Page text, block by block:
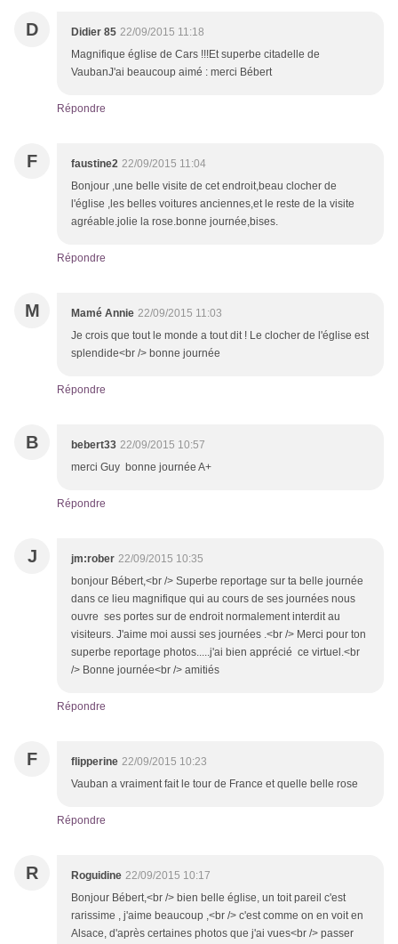
D Didier 85 22/09/2015 11:18
Magnifique église de Cars !!!Et superbe citadelle de
VaubanJ'ai beaucoup aimé : merci Bébert
Répondre
F faustine2 22/09/2015 11:04
Bonjour ,une belle visite de cet endroit,beau clocher de
l'église ,les belles voitures anciennes,et le reste de la visite
agréable.jolie la rose.bonne journée,bises.
Répondre
M Mamé Annie 22/09/2015 11:03
Je crois que tout le monde a tout dit ! Le clocher de l'église est
splendide<br /> bonne journée
Répondre
B bebert33 22/09/2015 10:57
merci Guy bonne journée A+
Répondre
J jm:rober 22/09/2015 10:35
bonjour Bébert,<br /> Superbe reportage sur ta belle journée
dans ce lieu magnifique qui au cours de ses journées nous
ouvre ses portes sur de endroit normalement interdit au
visiteurs. J'aime moi aussi ses journées .<br /> Merci pour ton
superbe reportage photos.....j'ai bien apprécié ce virtuel.<br
/> Bonne journée<br /> amitiés
Répondre
F flipperine 22/09/2015 10:23
Vauban a vraiment fait le tour de France et quelle belle rose
Répondre
R Roguidine 22/09/2015 10:17
Bonjour Bébert,<br /> bien belle église, un toit pareil c'est
rarissime , j'aime beaucoup ,<br /> c'est comme on en voit en
Alsace, d'après certaines photos que j'ai vues<br /> passer